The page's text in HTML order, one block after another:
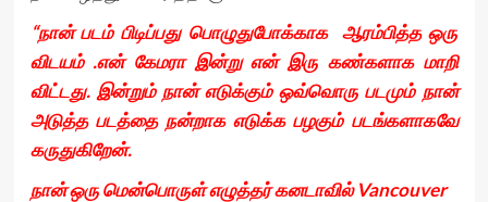
“நான் படம் பிடிப்பது பொழுதுபோக்காக ஆரம்பித்த ஒரு
விடயம் .என் கேமரா இன்று என் இரு கண்களாக மாறி
விட்டது. இன்றும் நான் எடுக்கும் ஒவ்வொரு படமும் நான்
அடுத்த படத்தை நன்றாக எடுக்க பழகும் படங்களாகவே
கருதுகிறேன்.
நான் ஒரு மென்பொருள் எழுத்தர் கனடாவில் Vancouver